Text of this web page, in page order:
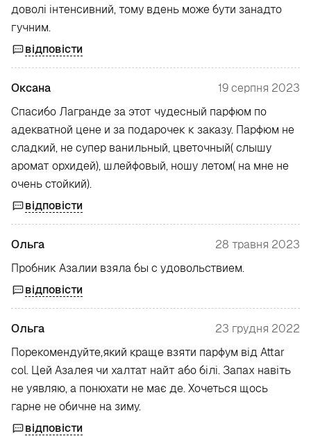
доволі інтенсивний, тому вдень може бути занадто
гучним.
відповісти
Оксана
19 серпня 2023
Спасибо Лагранде за этот чудесный парфюм по
адекватной цене и за подарочек к заказу. Парфюм не
сладкий, не супер ванильный, цветочный( слышу
аромат орхидей), шлейфовый, ношу летом( на мне не
очень стойкий).
відповісти
Ольга
28 травня 2023
Пробник Азалии взяла бы с удовольствием.
відповісти
Ольга
23 грудня 2022
Порекомендуйте,який краще взяти парфум від Attar
col. Цей Азалея чи халтат найт або білі. Запах навіть
не уявляю, а понюхати не має де. Хочеться щось
гарне не обичне на зиму.
відповісти